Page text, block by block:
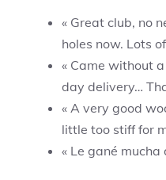
« Great club, no
holes now. Lots
« Came without
day delivery…
« A very good
little too stiff for
« Le gané